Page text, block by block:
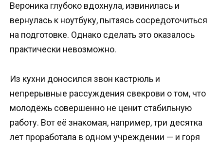
Вероника глубоко вдохнула, извинилась и
вернулась к ноутбуку, пытаясь сосредоточиться
на подготовке. Однако сделать это оказалось
практически невозможно.
Из кухни доносился звон кастрюль и
непрерывные рассуждения свекрови о том, что
молодёжь совершенно не ценит стабильную
работу. Вот её знакомая, например, три десятка
лет проработала в одном учреждении — и горя